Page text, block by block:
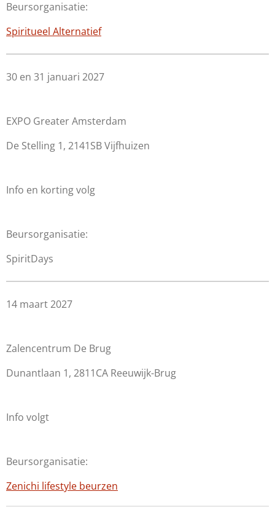
Beursorganisatie:
Spiritueel Alternatief
30 en 31 januari 2027
EXPO Greater Amsterdam
De Stelling 1, 2141SB Vijfhuizen
Info en korting volg
Beursorganisatie:
SpiritDays
14 maart 2027
Zalencentrum De Brug
Dunantlaan 1, 2811CA Reeuwijk-Brug
Info volgt
Beursorganisatie:
Zenichi lifestyle beurzen